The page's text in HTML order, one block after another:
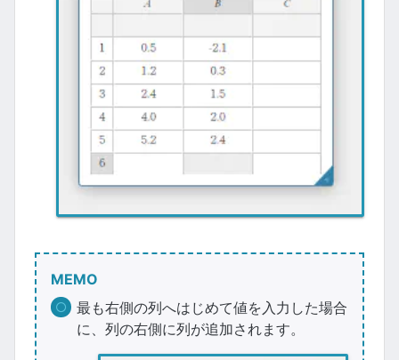
MEMO
最も右側の列へはじめて値を入力した場合
に、列の右側に列が追加されます。